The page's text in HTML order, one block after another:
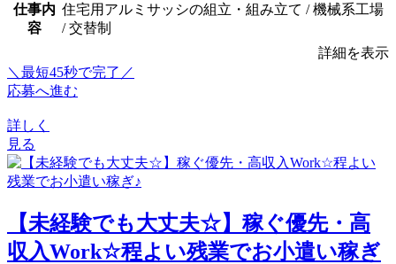
仕事内
容
住宅用アルミサッシの組立・組み立て / 機械系工場
/ 交替制
詳細を表示
＼最短45秒で完了／
応募へ進む
詳しく
見る
【未経験でも大丈夫☆】稼ぐ優先・高
収入Work☆程よい残業でお小遣い稼ぎ